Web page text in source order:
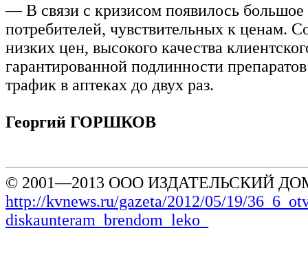
— В связи с кризисом появилось большое
потребителей, чувствительных к ценам.
низких цен, высокого качества
гарантированной подлинности
трафик в аптеках до двух раз.
Георгий ГОРШКОВ
© 2001—2013 ООО ИЗДАТЕЛЬСКИЙ
http://kvnews.ru/gazeta/2012/05/19/
diskaunteram_brendom_leko_